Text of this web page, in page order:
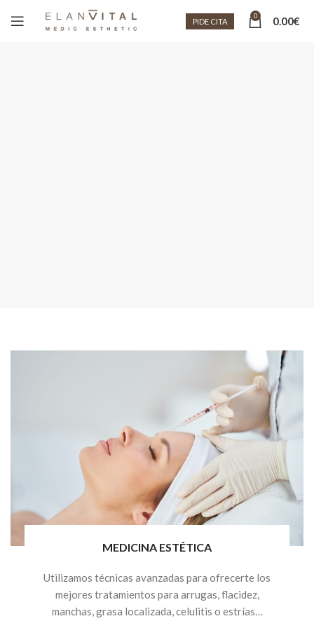
PIDE CITA
0 0.00€
MEDICINA ESTÉTICA
Utilizamos técnicas avanzadas para ofrecerte los
mejores tratamientos para arrugas, flacidez,
manchas, grasa localizada, celulitis o estrías…